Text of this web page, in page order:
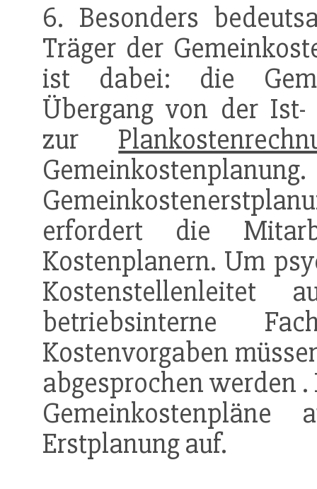
6. Besonders
Träger der
ist dabei: die
Übergang von der
zur
erfordert die
Kostenplanern. Um
Kostenstellenleitet
betriebsinterne
Kostenvorgaben
abgesprochen werden
Erstplanung auf.